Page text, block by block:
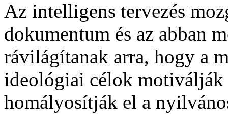
Az intelligens tervezés
dokumentum és az abban
rávilágítanak arra, hogy a
ideológiai célok motiválják
homályosítják el a